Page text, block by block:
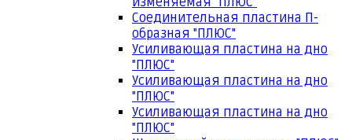
Соединительная пластина П-
образная "ПЛЮС"
Усиливающая пластина на дно
"ПЛЮС"
Усиливающая пластина на дно
"ПЛЮС"
Усиливающая пластина на дно
"ПЛЮС"